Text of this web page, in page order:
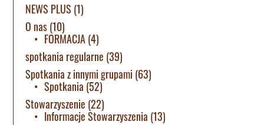
NEWS PLUS (1)
O nas(10)
FORMACJA(4)
spotkania regularne (39)
Spotkania z innymi grupami (63)
Spotkania (52)
Stowarzyszenie (22)
Informacje Stowarzyszenia (13)